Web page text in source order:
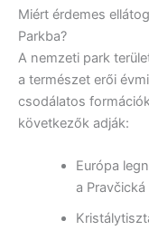
Miért érdemes
Parkba?
A nemzeti park
a természet erői
csodálatos
következők adják:
Európa
a Pravčická